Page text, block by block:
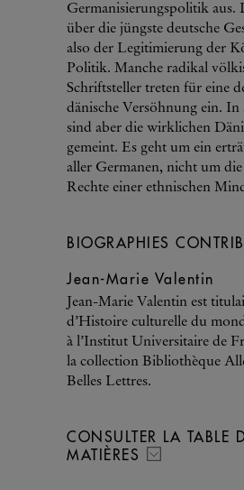
Germanisierungspolitik aus.
über die jüngste deutsche
also der Legitimierung der
Politik. Manche radikal
Schriftsteller treten für eine
dänische Versöhnung ein. In
sind aber die wirklichen
gemeint. Es geht um ein
aller Germanen, nicht um
Rechte einer ethnischen
BIOGRAPHIES
Jean-Marie Valentin
Jean-Marie Valentin est
d’Histoire culturelle du
à l’Institut Universitaire de
la collection Bibliothèque
Belles Lettres.
CONSULTER LA TABLE
MATIÈRES